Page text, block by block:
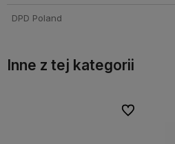
DPD Poland
Inne z tej kategorii
Do ulubionych
Do ulubionych